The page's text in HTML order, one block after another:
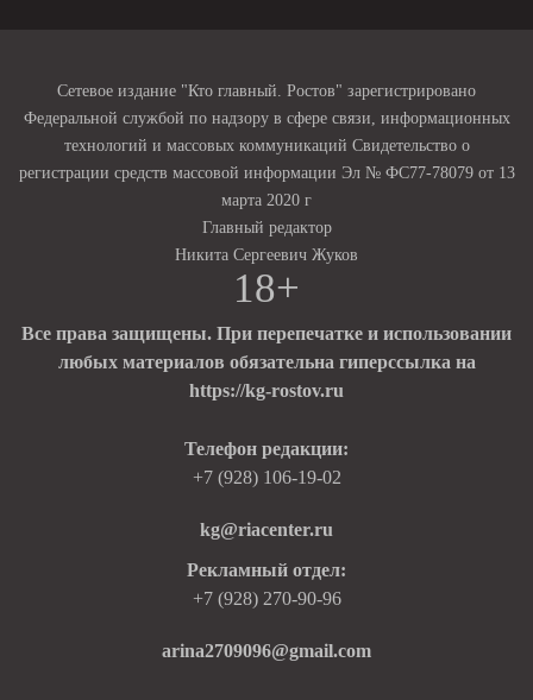
Сетевое издание "Кто главный. Ростов" зарегистрировано
Федеральной службой по надзору в сфере связи, информационных
технологий и массовых коммуникаций Свидетельство о
регистрации средств массовой информации Эл № ФС77-78079 от 13
марта 2020 г
Главный редактор
Никита Сергеевич Жуков
18+
Все права защищены. При перепечатке и использовании
любых материалов обязательна гиперссылка на
https://kg-rostov.ru
Телефон редакции:
+7 (928) 106-19-02
kg@riacenter.ru
Рекламный отдел:
+7 (928) 270-90-96
arina2709096@gmail.com